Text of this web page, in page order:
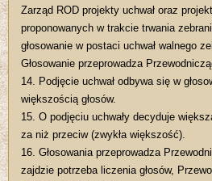
Zarząd ROD projekty uchwał oraz
proponowanych w trakcie trwania
głosowanie w postaci uchwał walnego
Głosowanie przeprowadza
14. Podjęcie uchwał odbywa się w
większością głosów.
15. O podjęciu uchwały decyduje
za niż przeciw (zwykła większość).
16. Głosowania przeprowadza
zajdzie potrzeba liczenia głosów,